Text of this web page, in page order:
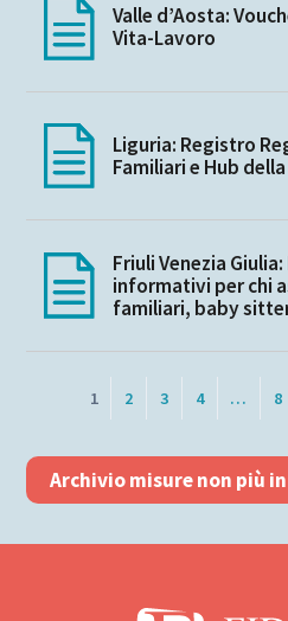
Valle d’Aosta:
Vita-Lavoro
Liguria: Registro
Familiari e Hub
Friuli Venezia
informativi per chi
familiari, baby
1 2 3 4 … 8
Archivio misure non più